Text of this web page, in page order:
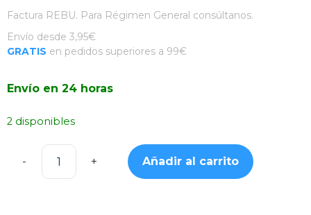
Factura REBU. Para Régimen General consúltanos.
Envío desde 3,95€
GRATIS en pedidos superiores a 99€
Envío en 24 horas
2 disponibles
Funda
Añadir al carrito